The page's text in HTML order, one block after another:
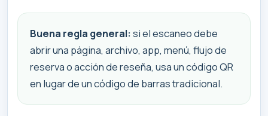
Buena regla general: si el escaneo debe
abrir una página, archivo, app, menú, flujo de
reserva o acción de reseña, usa un código QR
en lugar de un código de barras tradicional.